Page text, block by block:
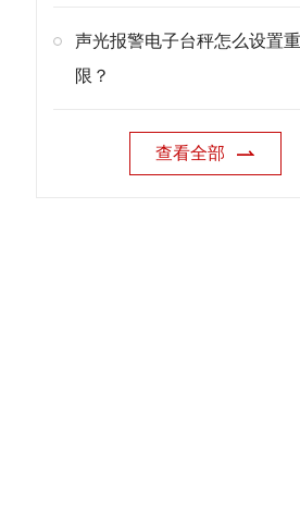
声光报警电子台秤怎么设置
限？
查看全部